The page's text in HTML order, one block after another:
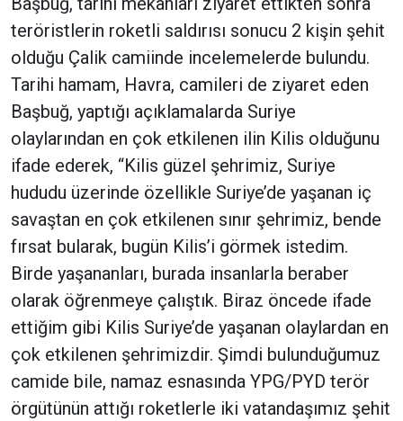
teröristlerin roketli saldırısı sonucu 2 kişin şehit
olduğu Çalik camiinde incelemelerde bulundu.
Tarihi hamam, Havra, camileri de ziyaret eden
Başbuğ, yaptığı açıklamalarda Suriye
olaylarından en çok etkilenen ilin Kilis olduğunu
ifade ederek, “Kilis güzel şehrimiz, Suriye
hududu üzerinde özellikle Suriye’de yaşanan iç
savaştan en çok etkilenen sınır şehrimiz, bende
fırsat bularak, bugün Kilis’i görmek istedim.
Birde yaşananları, burada insanlarla beraber
olarak öğrenmeye çalıştık. Biraz öncede ifade
ettiğim gibi Kilis Suriye’de yaşanan olaylardan en
çok etkilenen şehrimizdir. Şimdi bulunduğumuz
camide bile, namaz esnasında YPG/PYD terör
örgütünün attığı roketlerle iki vatandaşımız şehit